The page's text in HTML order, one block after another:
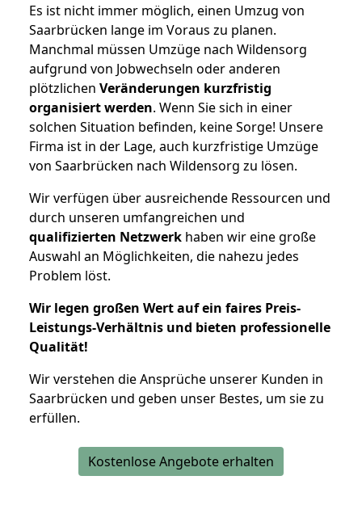
Es ist nicht immer möglich, einen Umzug von
Saarbrücken lange im Voraus zu planen.
Manchmal müssen Umzüge nach Wildensorg
aufgrund von Jobwechseln oder anderen
plötzlichen Veränderungen kurzfristig
organisiert werden. Wenn Sie sich in einer
solchen Situation befinden, keine Sorge! Unsere
Firma ist in der Lage, auch kurzfristige Umzüge
von Saarbrücken nach Wildensorg zu lösen.
Wir verfügen über ausreichende Ressourcen und
durch unseren umfangreichen und
qualifizierten Netzwerk haben wir eine große
Auswahl an Möglichkeiten, die nahezu jedes
Problem löst.
Wir legen großen Wert auf ein faires Preis-
Leistungs-Verhältnis und bieten professionelle
Qualität!
Wir verstehen die Ansprüche unserer Kunden in
Saarbrücken und geben unser Bestes, um sie zu
erfüllen.
Kostenlose Angebote erhalten